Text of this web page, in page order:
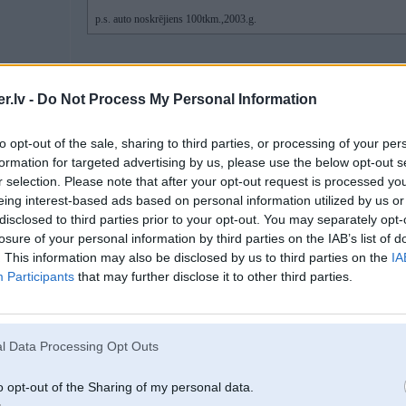
- Do Not Process My Personal Information
opt-out of the sale, sharing to third parties, or processing of your
for targeted advertising by us, please use the below opt-out
selection. Please note that after your opt-out request is processed
interest-based ads based on personal information utilized by us
to third parties prior to your opt-out. You may separately
of your personal information by third parties on the IAB’s list of
This information may also be disclosed by us to third parties on the
Participants that may further disclose it to other third parties.
Data Processing Opt Outs
opt-out of the Sharing of my personal data.
p.s. auto noskrējiens 100tkm.,2003.g.
16. Jul 2007, 13:37
2007-07-16 13:34, Marex_FF6 rakstīja:
2007-07-16 13:31, diesel rakstīja:
...nobraucot 50 tkm, hadenē vispār neko nav bijis vajadzības
filtri, bremzes, .. Nobraucu vienu turbīnu, vienu pēc garantijas
p.s. auto noskrējiens 100tkm.,2003.g.
un tas pie tā, ka tu nihu.... nejēdz braukt!